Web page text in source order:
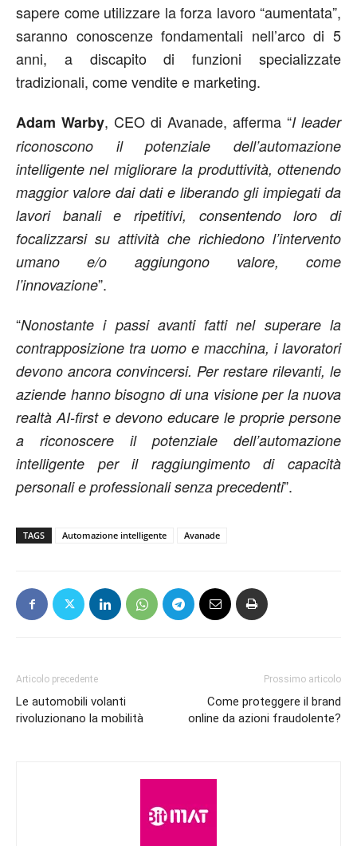
sapere come utilizzare la forza lavoro “aumentata”,
saranno conoscenze fondamentali nell’arco di 5
anni, a discapito di funzioni specializzate
tradizionali, come vendite e marketing.
Adam Warby, CEO di Avanade, afferma “I leader
riconoscono il potenziale dell’automazione
intelligente nel migliorare la produttività, ottenendo
maggior valore dai dati e liberando gli impiegati da
lavori banali e ripetitivi, consentendo loro di
focalizzarsi su attività che richiedono l’intervento
umano e/o aggiungono valore, come
l’innovazione”.
“Nonostante i passi avanti fatti nel superare la
contrapposizione tra uomo e macchina, i lavoratori
devono ancora convincersi. Per restare rilevanti, le
aziende hanno bisogno di una visione per la nuova
realtà AI-first e devono educare le proprie persone
a riconoscere il potenziale dell’automazione
intelligente per il raggiungimento di capacità
personali e professionali senza precedenti”.
TAGS Automazione intelligente Avanade
Articolo precedente
Le automobili volanti
rivoluzionano la mobilità
Prossimo articolo
Come proteggere il brand
online da azioni fraudolente?